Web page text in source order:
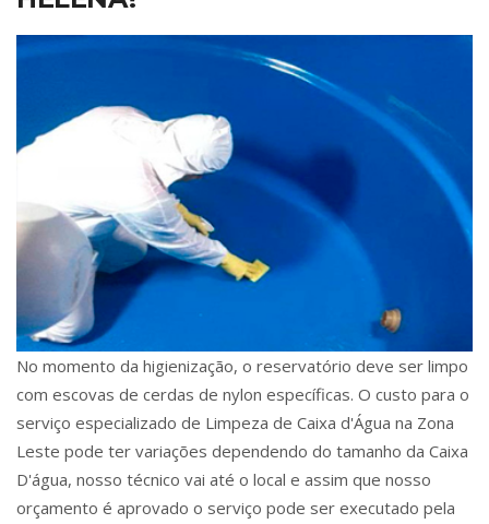
No momento da higienização, o reservatório deve ser limpo
com escovas de cerdas de nylon específicas. O custo para o
serviço especializado de Limpeza de Caixa d'Água na Zona
Leste pode ter variações dependendo do tamanho da Caixa
D'água, nosso técnico vai até o local e assim que nosso
orçamento é aprovado o serviço pode ser executado pela